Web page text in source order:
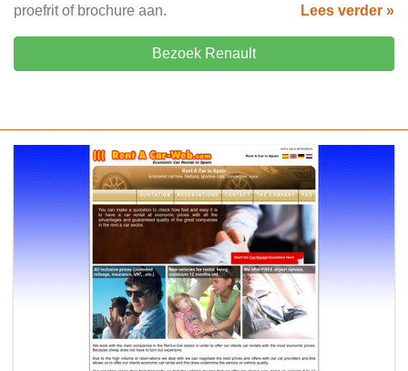
proefrit of brochure aan.
Lees verder »
Bezoek Renault